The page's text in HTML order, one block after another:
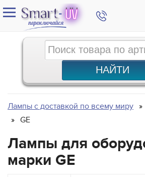
Лампы с доставкой по всему миру
GE
Лампы для
марки GE